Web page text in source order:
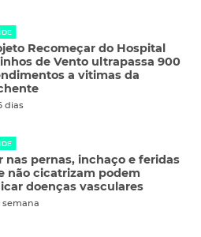
Recomeçar do Hospital
de Vento ultrapassa 900
a vitimas da
dias
nas pernas, inchaço e feridas
não cicatrizam podem
doenças vasculares
semana